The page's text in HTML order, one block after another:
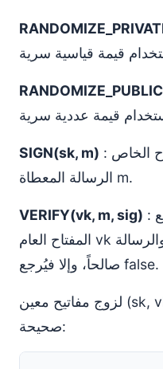
SIGN(sk, m) : يُرجع توقيعاً بالمفتاح الخاص sk على
الرسالة المعطاة m.
VERIFY(vk, m, sig) : يتحقق من التوقيع sig مقابل
المفتاح العام vk والرسالة m. يُرجع true إذا كان التوقيع
صالحاً، وإلا فيُرجع false.
لزوج مفاتيح معين (sk, vk) تكون العلاقة التالية
صحيحة: